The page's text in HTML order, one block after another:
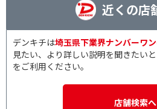
近くの店
デンキチは埼玉県下業界ナンバーワ
見たい、より詳しい説明を聞きたい
をご利用ください。
店舗検索へ